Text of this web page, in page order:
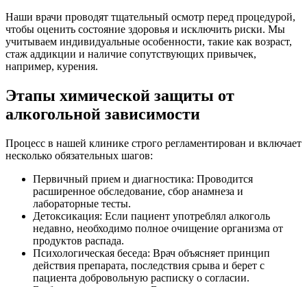
Наши врачи проводят тщательный осмотр перед процедурой,
чтобы оценить состояние здоровья и исключить риски. Мы
учитываем индивидуальные особенности, такие как возраст,
стаж аддикции и наличие сопутствующих привычек,
например, курения.
Этапы химической защиты от
алкогольной зависимости
Процесс в нашей клинике строго регламентирован и включает
несколько обязательных шагов:
Первичный прием и диагностика: Проводится
расширенное обследование, сбор анамнеза и
лабораторные тесты.
Детоксикация: Если пациент употреблял алкоголь
недавно, необходимо полное очищение организма от
продуктов распада.
Психологическая беседа: Врач объясняет принцип
действия препарата, последствия срыва и берет с
пациента добровольную расписку о согласии.